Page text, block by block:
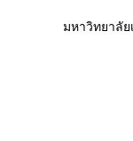
มหาวิทยาลั